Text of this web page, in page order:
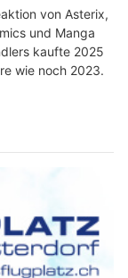
von Asterix,
und Manga
kaufte 2025
wie noch 2023.